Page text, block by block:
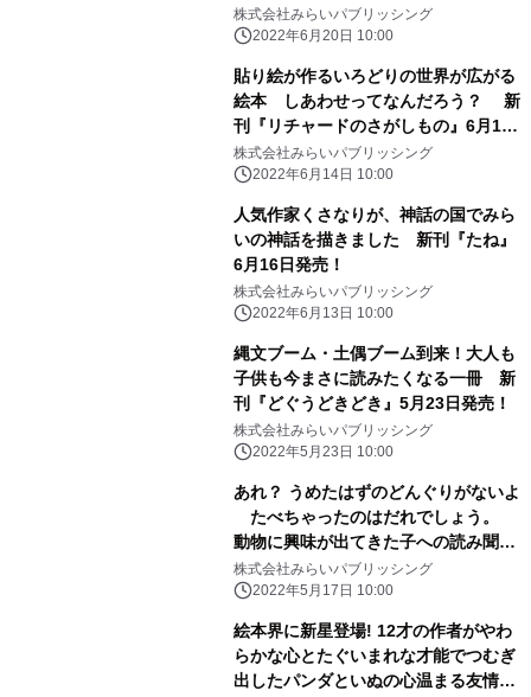
月20日発売！
株式会社みらいパブリッシング
2022年6月20日 10:00
貼り絵が作るいろどりの世界が広がる
絵本 しあわせってなんだろう？ 新
刊『リチャードのさがしもの』6月16
日発売！
株式会社みらいパブリッシング
2022年6月14日 10:00
人気作家くさなりが、神話の国でみら
いの神話を描きました 新刊『たね』
6月16日発売！
株式会社みらいパブリッシング
2022年6月13日 10:00
縄文ブーム・土偶ブーム到来！大人も
子供も今まさに読みたくなる一冊 新
刊『どぐうどきどき』5月23日発売！
株式会社みらいパブリッシング
2022年5月23日 10:00
あれ？ うめたはずのどんぐりがないよ
たべちゃったのはだれでしょう。
動物に興味が出てきた子への読み聞か
せにもぴったり! 新刊『たべちゃっ
たのはだれ』5月19日発売！
株式会社みらいパブリッシング
2022年5月17日 10:00
絵本界に新星登場! 12才の作者がやわ
らかな心とたぐいまれな才能でつむぎ
出したパンダといぬの心温まる友情物